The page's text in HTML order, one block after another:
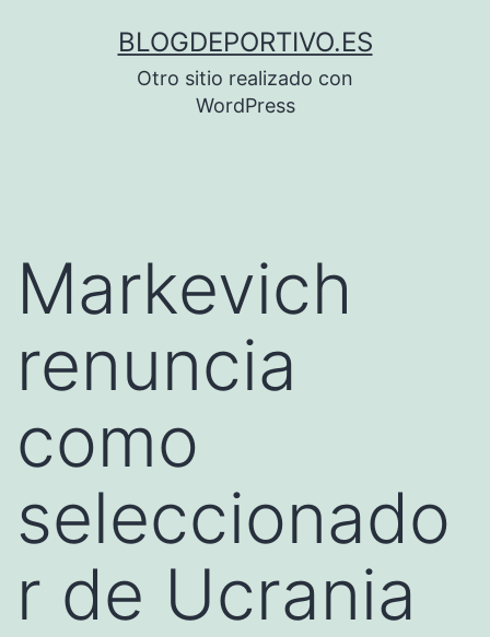
BLOGDEPORTIVO.ES
Otro sitio realizado con
WordPress
Markevich
renuncia
como
seleccionado
r de Ucrania